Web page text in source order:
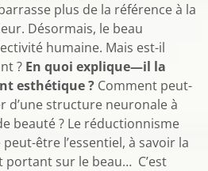
plus de la référence à la
Désormais, le beau
humaine. Mais est-il
? En quoi explique—il la
esthétique ? Comment peut-
d’une structure neuronale à
beauté ? Le réductionnisme
être l’essentiel, à savoir la
portant sur le beau… C’est